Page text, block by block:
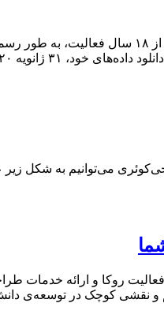
ژانویه ۲۰۲۰ خواهد […]
می‌توانیم به شکل
و نقشی کوچک در توسعه‌ی